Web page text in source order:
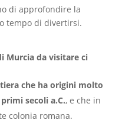
di approfondire la
tempo di divertirsi.
Murcia da visitare ci
che ha origini molto
secoli a.C., e che in
colonia romana.